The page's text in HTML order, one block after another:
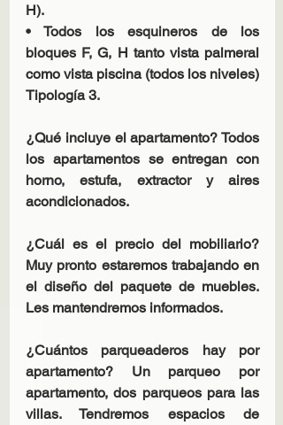
H).
• Todos los esquineros de los
bloques F, G, H tanto vista palmeral
como vista piscina (todos los niveles)
Tipología 3.
¿Qué incluye el apartamento? Todos
los apartamentos se entregan con
horno, estufa, extractor y aires
acondicionados.
¿Cuál es el precio del mobiliario?
Muy pronto estaremos trabajando en
el diseño del paquete de muebles.
Les mantendremos informados.
¿Cuántos parqueaderos hay por
apartamento? Un parqueo por
apartamento, dos parqueos para las
villas. Tendremos espacios de